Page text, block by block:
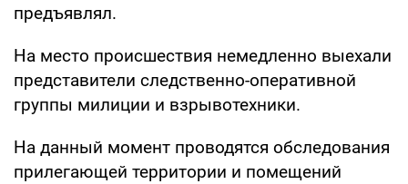
предъявлял.
На место происшествия немедленно выехали
представители следственно-оперативной
группы милиции и взрывотехники.
На данный момент проводятся обследования
прилегающей территории и помещений